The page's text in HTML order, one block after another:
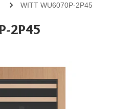
WITT WU6070P-2P45
2P45